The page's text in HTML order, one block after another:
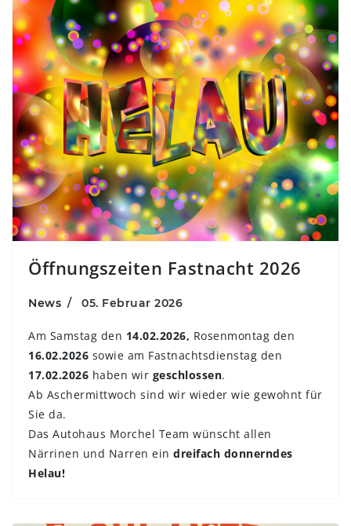
Öffnungszeiten Fastnacht 2026
News 05. Februar 2026
Am Samstag den 14.02.2026, Rosenmontag den
16.02.2026 sowie am Fastnachtsdienstag den
17.02.2026 haben wir geschlossen.
Ab Aschermittwoch sind wir wieder wie gewohnt für
Sie da.
Das Autohaus Morchel Team wünscht allen
Närrinen und Narren ein dreifach donnerndes
Helau!